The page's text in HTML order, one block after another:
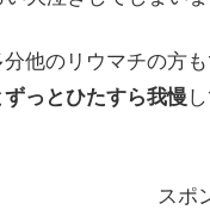
他のリウマチの方も
っとひたすら我慢
スポ